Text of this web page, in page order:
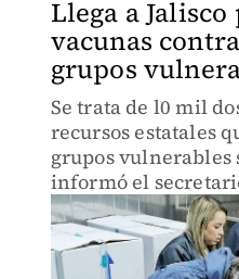
Llega a
vacunas
grupos
Se trata de l0 mil
recursos estatales
grupos vulnerables
informó el